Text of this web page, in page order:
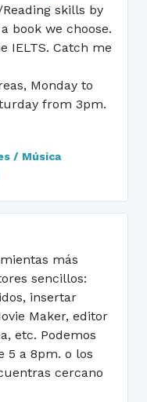
skills by
book we choose.
IELTS. Catch me
Monday to
from 3pm.
/ Música
más
sencillos:
insertar
Maker, editor
etc. Podemos
5 a 8pm. o los
cercano